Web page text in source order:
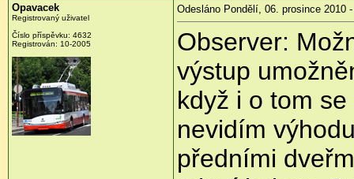
Opavacek
Registrovaný uživatel
Číslo příspěvku: 4632
Registrován: 10-2005
Odesláno Pondělí, 06. prosince 2010
Observer:
výstup
když i o tom
nevidím
předními